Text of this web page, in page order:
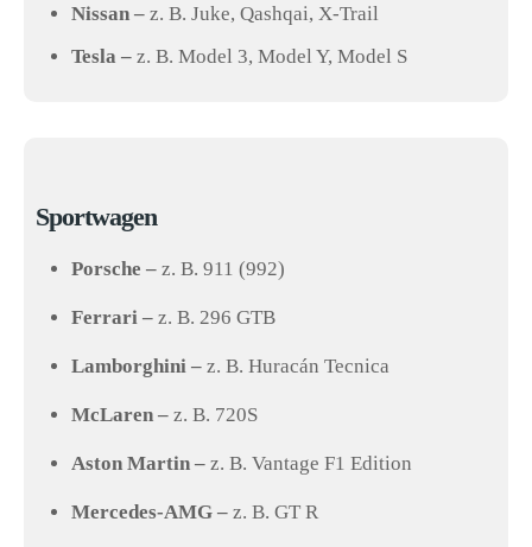
Nissan – z. B. Juke, Qashqai, X-Trail
Tesla – z. B. Model 3, Model Y, Model S
Sportwagen
Porsche – z. B. 911 (992)
Ferrari – z. B. 296 GTB
Lamborghini – z. B. Huracán Tecnica
McLaren – z. B. 720S
Aston Martin – z. B. Vantage F1 Edition
Mercedes-AMG – z. B. GT R